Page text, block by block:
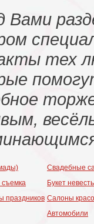
Вами
тех
съемка
праздников
Свадебные
Букет
Салоны
Автомобили